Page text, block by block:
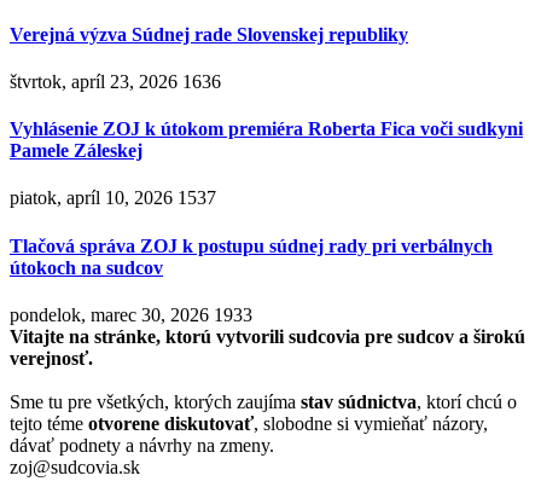
Verejná výzva Súdnej rade Slovenskej republiky
štvrtok, apríl 23, 2026 1636
Vyhlásenie ZOJ k útokom premiéra Roberta Fica voči sudkyni
Pamele Záleskej
piatok, apríl 10, 2026 1537
Tlačová správa ZOJ k postupu súdnej rady pri verbálnych
útokoch na sudcov
pondelok, marec 30, 2026 1933
Vitajte na stránke, ktorú vytvorili sudcovia pre sudcov a širokú
verejnosť.
Sme tu pre všetkých, ktorých zaujíma stav súdnictva, ktorí chcú o
tejto téme otvorene diskutovať, slobodne si vymieňať názory,
dávať podnety a návrhy na zmeny.
zoj@sudcovia.sk